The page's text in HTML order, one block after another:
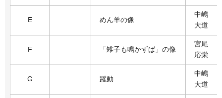
E めん羊の像
中嶋
大道
F 「雉子も鳴かずば」の像
宮尾
応栄
G 躍動
中嶋
大道